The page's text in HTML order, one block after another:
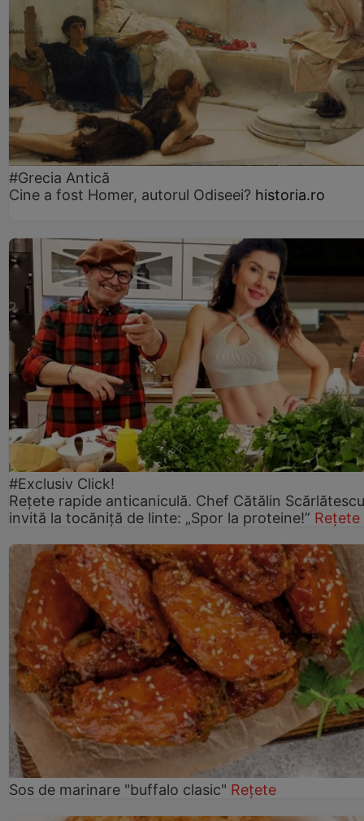
#Grecia Antică
Cine a fost Homer, autorul Odiseei? historia.ro
#Exclusiv Click!
Rețete rapide anticaniculă. Chef Cătălin
invită la tocăniță de linte: „Spor la proteine!” Rețete
Sos de marinare "buffalo clasic" Rețete